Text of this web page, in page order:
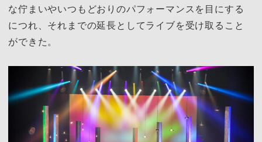
な佇まいやいつもどおりのパフォーマンスを目にする
につれ、それまでの延長としてライブを受け取ること
ができた。